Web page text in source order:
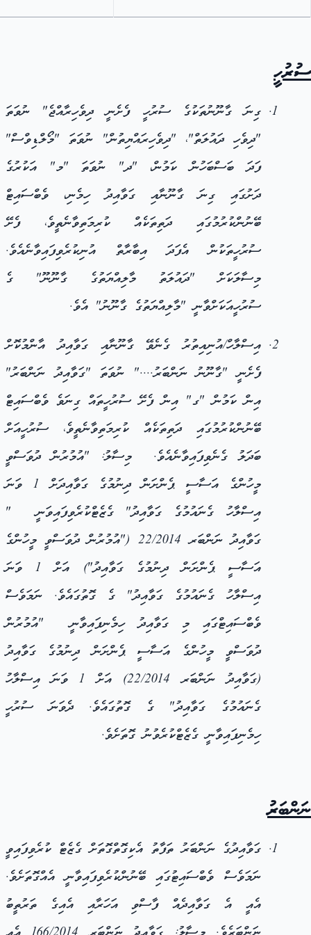
ސުރުހީ
ގިނަ ގާނޫނުތަކުގެ ސުރުހީ ފެށެނީ ދިވެހިރާއްޖެ" ނުވަތަ
"ދިވެހި ދައުލަތް"، "ދިވެހިރައްޔިތުން" ނުވަތަ "މޯލްޑިވްސް"
ފަދަ ބަސްބަހުން ކަމުން، "ދ" ނުވަތަ "މ" އަކުރުގެ
ދަށުގައި ގިނަ ގާނޫނާއި ގަވާއިދު ހިމެނި، ވެބްސައިޓް
ބޭނުންކުރުމުގައި ދަތިތަކެއް ކުރިމަތިވާނެތީވެ، ފެށޭ
ސުރުހީތަކުން އެފަދަ އިބާރާތް އުނިކުރެވިފައިވާނެއެވެ.
މިސާލަކަށް "ދައުލަތު މާލިއްޔަތުގެ ގާނޫނޫ" ގެ
ސުރުހީއަކަށްވާނީ "މާލިއްޔަތުގެ ގާނޫނު" އެވެ.
އިސްލާހް/އުނިއިތުރު ގެނެވޭ ގާނޫނާއި ގަވާއިދު އާންމުކޮށް
ފެށެނީ "ގާނޫނު ނަންބަރު...." ނުވަތަ "ގަވާއިދު ނަންބަރު"
އިން ކަމުން "ގ" އިން ފެށޭ ސުރުހީތައް ގިނަވެ ވެބްސައިޓް
ބޭނުންކުރުމުގައި ދަތިތަކެއް ކުރިމަތިވާނެތީވެ، ސުރުހީއަށް
ބަދަލު ގެނެވިފައިވާނެއެވެ. މިސާލު: "އުމުރުން ދުވަސްވީ
މީހުންގެ އަސާސީ ޕެންށަން ދިނުމުގެ ގަވާއިދަށް 1 ވަނަ
އިސްލާހު ގެނައުމުގެ ގަވާއިދު" ގެޒެޓްކުރެވިފައިވަނީ "
ގަވާއިދު ނަންބަރ 22/2014 ("އުމުރުން ދުވަސްވީ މީހުންގެ
އަސާސީ ޕެންށަން ދިނުމުގެ ގަވާއިދު") އަށް 1 ވަނަ
އިސްލާހު ގެނައުމުގެ ގަވާއިދު" ގެ ގޮތުގައެވެ. ނަމަވެސް
ވެބްސައިޓްގައި މި ގަވާއިދު ހިމެނިފައިވާނީ "އުމުރުން
ދުވަސްވީ މީހުންގެ އަސާސީ ޕެންށަން ދިނުމުގެ ގަވާއިދު
(ގަވާއިދު ނަންބަރ 22/2014) އަށް 1 ވަނަ އިސްލާހު
ގެނައުމުގެ ގަވާއިދު" ގެ ގޮތުގައެވެ. ދެވަނަ ސުރުހީ
ހިމެނިފައިވާނީ ގެޒެޓްކުރެވުނު ގޮތަށެވެ.
ނަންބަރު
ގަވާއިދުގެ ނަންބަރު ތަފާތު އެކިގޮތްގޮތަށް ގެޒެޓް ކުރެވިފައިވީ
ނަމަވެސް ވެބްސައިޓުގައި ބޭނުންކުރެވިފައިވާނީ އެއްގޮތަށެވެ.
އެއީ އެ ގަވާއިދެއް ފާސްވި އަހަރާއި އެއިގެ ތަރުތީބު